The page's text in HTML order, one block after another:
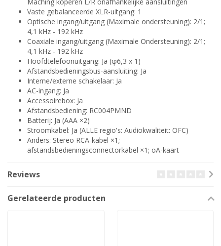
Vaste gebalanceerde XLR-uitgang: 1
Optische ingang/uitgang (Maximale ondersteuning): 2/1;
4,1 kHz - 192 kHz
Coaxiale ingang/uitgang (Maximale Ondersteuning): 2/1;
4,1 kHz - 192 kHz
Hoofdtelefoonuitgang: Ja (φ6,3 x 1)
Afstandsbedieningsbus-aansluiting: Ja
Interne/externe schakelaar: Ja
AC-ingang: Ja
Accessoirebox: Ja
Afstandsbediening: RC004PMND
Batterij: Ja (AAA ×2)
Stroomkabel: Ja (ALLE regio's: Audiokwaliteit: OFC)
Anders: Stereo RCA-kabel ×1;
afstandsbedieningsconnectorkabel ×1; oA-kaart
Reviews
Gerelateerde producten